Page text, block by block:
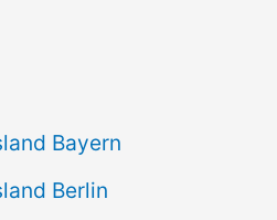
Bayern
Berlin